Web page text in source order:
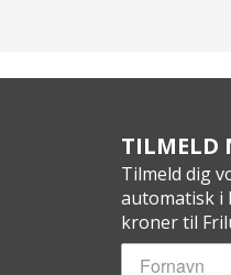
TILMELD
Tilmeld dig
automatisk i
kroner til